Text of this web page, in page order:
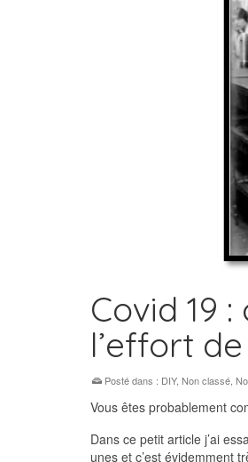
Covid 19
l’effort
Posté dans : DIY, Non classé
Vous êtes probablement
Dans ce petit article j’ai
unes et c’est évidemment